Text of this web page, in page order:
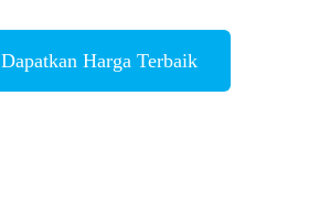
Dapatkan Harga Terbaik